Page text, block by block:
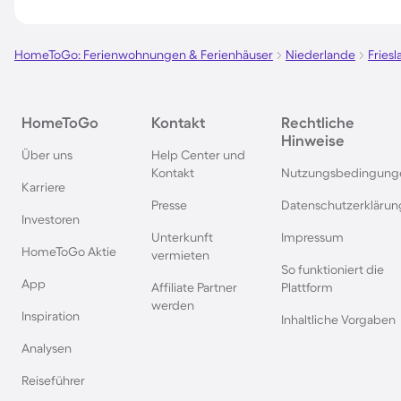
Hausboote im
Hausboote an der Müritz Hausboote in
Hausboote in Frankreich Hausboote in der
Hausboote in London Hausboote in
Hausboote in Potsdam
HomeToGo: Ferienwohnungen & Ferienhäuser Niederlande
HomeToGo
Über uns
Karriere
Investoren
HomeToGo Aktie
App
Inspiration
Analysen
Reiseführer
Kontakt
Help Center und
Kontakt
Presse
Unterkunft
vermieten
Affiliate Partner
werden
Rechtliche
Hinweise
Impressum
So funktioniert die
Plattform
Inhaltliche Vorgaben